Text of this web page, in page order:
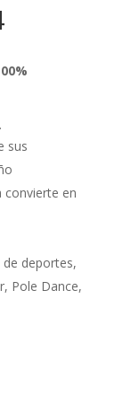
sus
convierte en
deportes,
Pole Dance,